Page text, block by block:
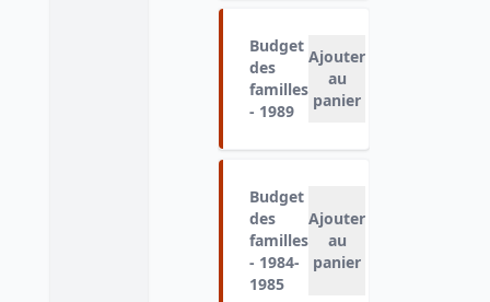
Budget
des
familles
- 1989
Ajouter
au
panier
Budget
des
familles
- 1984-
1985
Ajouter
au
panier